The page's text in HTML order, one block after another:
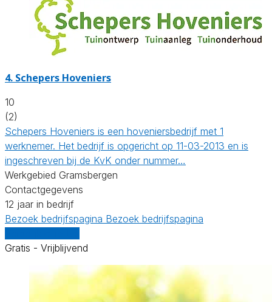
4. Schepers Hoveniers
10
(2)
Schepers Hoveniers is een hoveniersbedrijf met 1
werknemer. Het bedrijf is opgericht op 11-03-2013 en is
ingeschreven bij de KvK onder nummer…
Werkgebied Gramsbergen
Contactgegevens
12 jaar in bedrijf
Bezoek bedrijfspagina Bezoek bedrijfspagina
Gratis - Vrijblijvend